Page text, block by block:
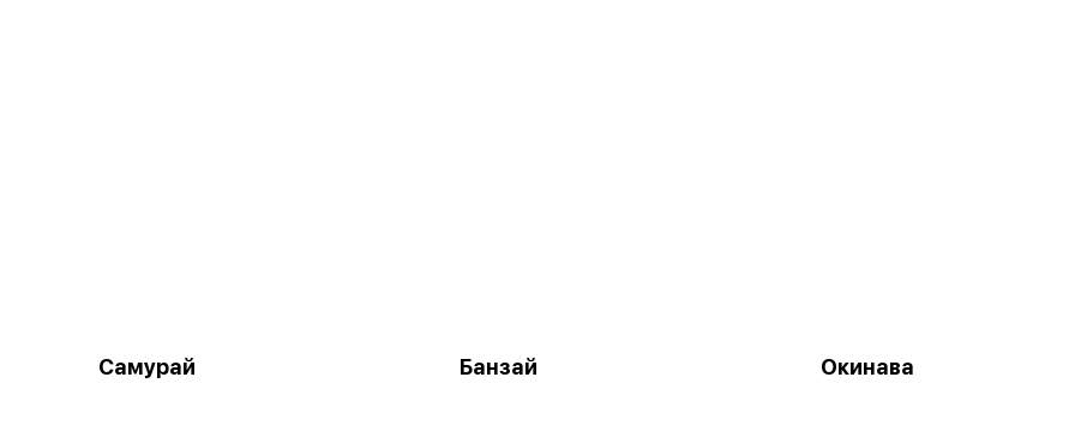
Самурай Банзай Окинава